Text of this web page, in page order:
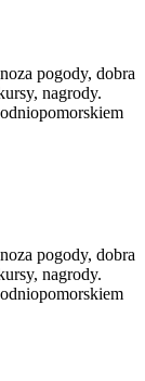
pogody, dobra
nagrody.
pogody, dobra
nagrody.